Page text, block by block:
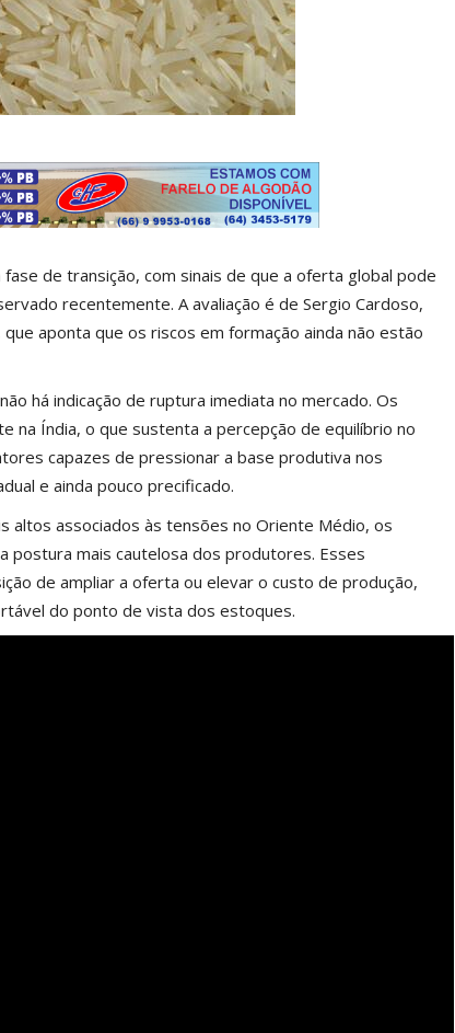
de transição, com sinais de que a oferta global pode
recentemente. A avaliação é de Sergio Cardoso,
aponta que os riscos em formação ainda não estão
há indicação de ruptura imediata no mercado. Os
na Índia, o que sustenta a percepção de equilíbrio no
capazes de pressionar a base produtiva nos
e ainda pouco precificado.
altos associados às tensões no Oriente Médio, os
postura mais cautelosa dos produtores. Esses
de ampliar a oferta ou elevar o custo de produção,
do ponto de vista dos estoques.